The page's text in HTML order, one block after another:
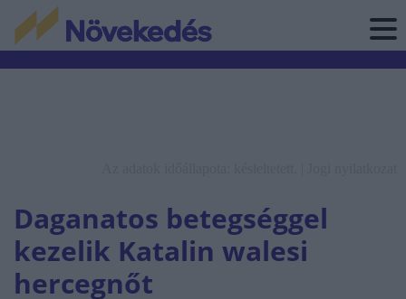
Daganatos betegséggel
kezelik Katalin walesi
hercegnőt